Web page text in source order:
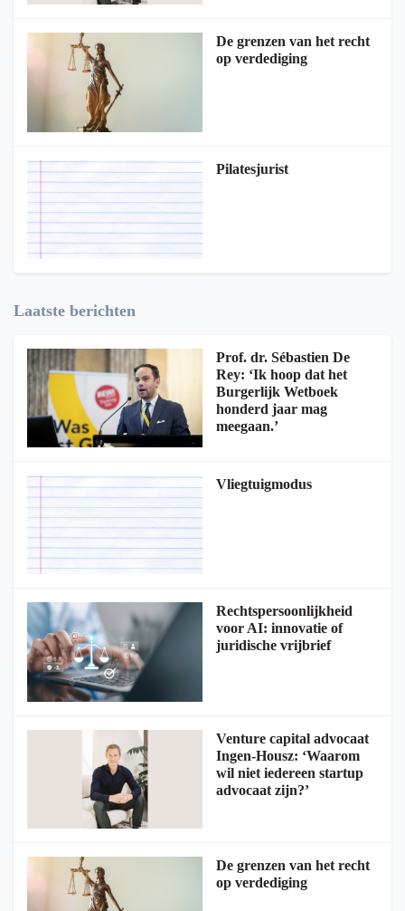
De grenzen van het recht
op verdediging
Pilatesjurist
Laatste berichten
Prof. dr. Sébastien De
Rey: ‘Ik hoop dat het
Burgerlijk Wetboek
honderd jaar mag
meegaan.’
Vliegtuigmodus
Rechtspersoonlijkheid
voor AI: innovatie of
juridische vrijbrief
Venture capital advocaat
Ingen-Housz: ‘Waarom
wil niet iedereen startup
advocaat zijn?’
De grenzen van het recht
op verdediging